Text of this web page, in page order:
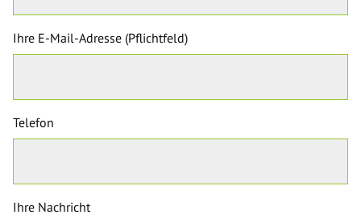
Ihre E-Mail-Adresse (Pflichtfeld)
Telefon
Ihre Nachricht